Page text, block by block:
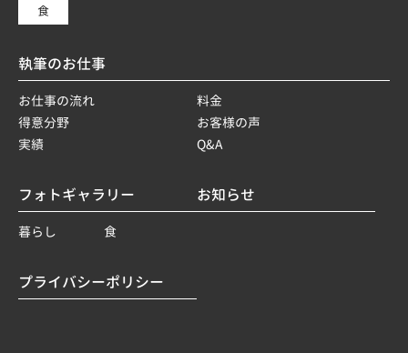
食
執筆のお仕事
お仕事の流れ
料金
得意分野
お客様の声
実績
Q&A
フォトギャラリー
暮らし 食
お知らせ
プライバシーポリシー